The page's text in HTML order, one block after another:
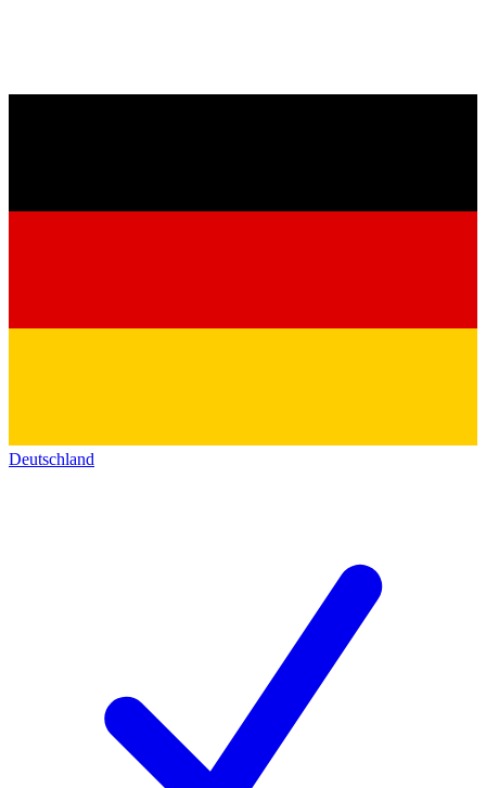
Deutschland